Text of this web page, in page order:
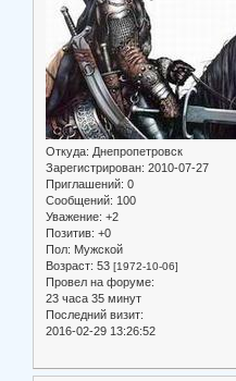
Откуда: Днепропетровск
Зарегистрирован: 2010-07-27
Приглашений: 0
Сообщений: 100
Уважение: +2
Позитив: +0
Пол: Мужской
Возраст: 53 [1972-10-06]
Провел на форуме:
23 часа 35 минут
Последний визит:
2016-02-29 13:26:52